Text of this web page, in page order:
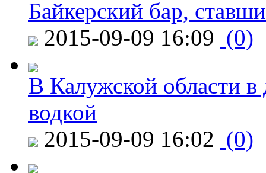
Байкерский бар,
2015-09-09 16:09 (0)
В Калужской области в
водкой
2015-09-09 16:02 (0)